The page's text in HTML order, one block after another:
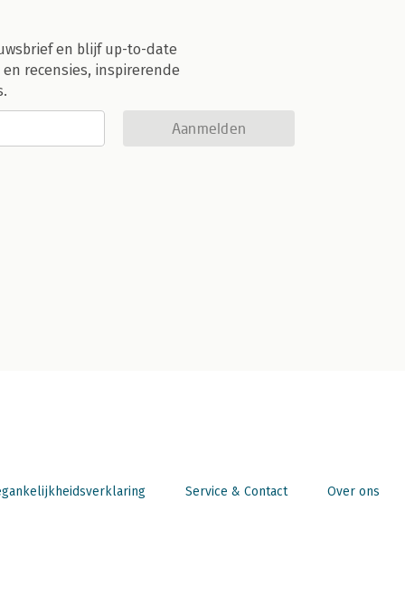
en blijf up-to-date
recensies, inspirerende
Aanmelden
Service & Contact Over ons